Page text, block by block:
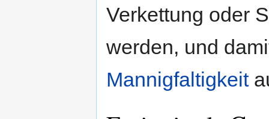
Verkettung oder
werden, und
Mannigfaltigkeit